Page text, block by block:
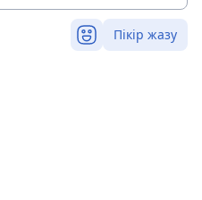
Пікір жазу